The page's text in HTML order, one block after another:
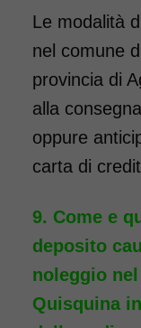
da
Le modalità
nel comune
provincia di
alla
oppure
carta di
Come e
deposito
noleggio
Quisquina